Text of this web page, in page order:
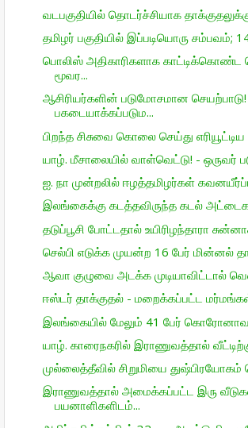
வடபகுதியில் தொடர்ச்சியாக
தமிழர் பகுதியில் இப்படியொரு சம்பவம்;
பொலிஸ் அதிகாரிகளாக
மூவர...
ஆசிரியர்களின் படுமோசமான செயற்பாடு!
பகடையாக்கப்படும...
பிறந்த சிசுவை கொலை செய்து
யாழ். மீசாலையில் வாள்வெட்டு! - ஒருவர்
ஐ. நா முன்றலில் ஈழத்தமிழர்கள்
இலங்கைக்கு கடத்தவிருந்த கடல்
தடுப்பூசி போட்டதால் உயிரிழந்தாரா
செல்பி எடுக்க முயன்ற 16 பேர் மின்னல்
ஆவா குழுவை அடக்க முடியாவிட்டால்
ஈஸ்டர் தாக்குதல் - மறைக்கப்பட்ட
இலங்கையில் மேலும் 41 பேர்
யாழ். காரைநகரில் இராணுவத்தால்
முல்லைத்தீவில் சிறுமியை
இராணுவத்தால் அமைக்கப்பட்ட இரு
பயனாளிகளிடம்...